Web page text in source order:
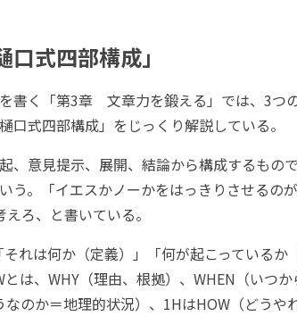
式四部構成」
書く「第3章 文章力を鍛える」では、3つ
口式四部構成」をじっくり解説している。
、意見提示、展開、結論から構成するもの
う。「イエスかノーかをはっきりさせるの
ろ、と書いている。
れは何か（定義）」「何が起こっているか
は、WHY（理由、根拠）、WHEN（いつ
なのか＝地理的状況）、1HはHOW（どうや